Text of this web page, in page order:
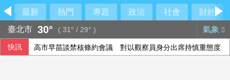
最新 熱門 專題 政治 社會
財經
臺北市 30° ( 31° / 29° ) 氣象
快訊 高市早苗談禁核條約會議 對以觀察員身分出席持慎重態度